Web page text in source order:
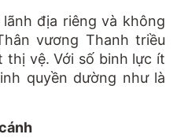
địa riêng và không
vương Thanh triều
vệ. Với số binh lực ít
quyền dường như là